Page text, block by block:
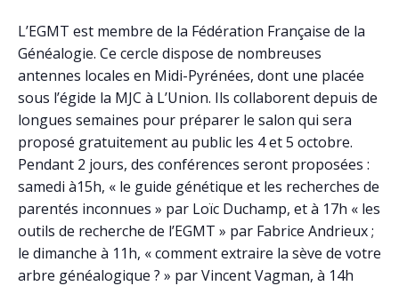
L’EGMT est membre de la Fédération Française de la
Généalogie. Ce cercle dispose de nombreuses
antennes locales en Midi-Pyrénées, dont une placée
sous l’égide la MJC à L’Union. Ils collaborent depuis de
longues semaines pour préparer le salon qui sera
proposé gratuitement au public les 4 et 5 octobre.
Pendant 2 jours, des conférences seront proposées :
samedi à15h, « le guide génétique et les recherches de
parentés inconnues » par Loïc Duchamp, et à 17h « les
outils de recherche de l’EGMT » par Fabrice Andrieux ;
le dimanche à 11h, « comment extraire la sève de votre
arbre généalogique ? » par Vincent Vagman, à 14h